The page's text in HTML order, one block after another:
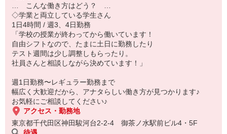
… こんな働き方はどう？ …
◇学業と両立している学生さん
1日4時間 / 週3、4日勤務
「学校の授業が終わってから働いています！
自由シフトなので、たまに土日に勤務したり
テスト週間は少し調整しもらったり。
社員さんと相談しながら決めています！」
週1日勤務〜レギュラー勤務まで
幅広く大歓迎だから、アナタらしい働き方が見つかります♪
お気軽にご相談してください♪
アクセス・勤務地
東京都千代田区神田駿河台2-2-4 御茶ノ水駅前ビル4・5F